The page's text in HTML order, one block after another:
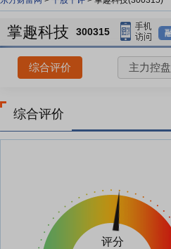
掌趣科技 300315
综合评价 主力控盘
综合评价
评分